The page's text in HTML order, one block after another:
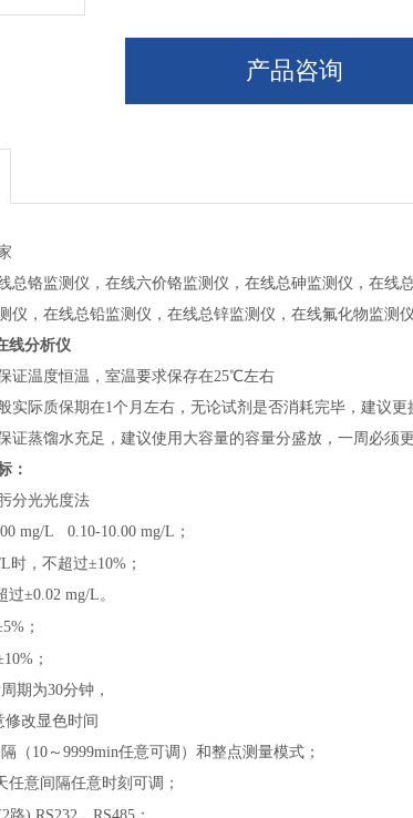
产品咨询
总铬监测仪， 在线六价铬监测仪 ， 在线总砷监测仪 ， 在线
仪 ， 在线总铅监测仪 ， 在线总锌监测仪 ， 在线氟化物监测仪
线分析仪
证温度恒温，室温要求保存在25℃左右
实际质保期在1个月左右，无论试剂是否消耗完毕，建议更
证蒸馏水充足，建议使用大容量的容量分盛放，一周必须
：
分光光度法
mg/L 0.10-10.00 mg/L；
时，不超过±10%；
过±0.02 mg/L。
；
；
期为30分钟，
修改显色时间
（10～9999min任意可调）和整点测量模式 ；
任意间隔任意时刻可调 ；